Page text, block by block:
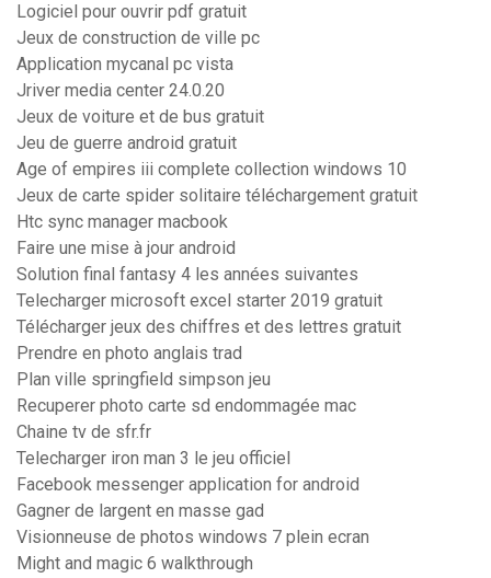
Logiciel pour ouvrir pdf gratuit
Jeux de construction de ville pc
Application mycanal pc vista
Jriver media center 24.0.20
Jeux de voiture et de bus gratuit
Jeu de guerre android gratuit
Age of empires iii complete collection windows 10
Jeux de carte spider solitaire téléchargement gratuit
Htc sync manager macbook
Faire une mise à jour android
Solution final fantasy 4 les années suivantes
Telecharger microsoft excel starter 2019 gratuit
Télécharger jeux des chiffres et des lettres gratuit
Prendre en photo anglais trad
Plan ville springfield simpson jeu
Recuperer photo carte sd endommagée mac
Chaine tv de sfr.fr
Telecharger iron man 3 le jeu officiel
Facebook messenger application for android
Gagner de largent en masse gad
Visionneuse de photos windows 7 plein ecran
Might and magic 6 walkthrough